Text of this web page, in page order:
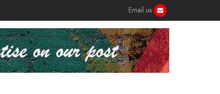
Email us